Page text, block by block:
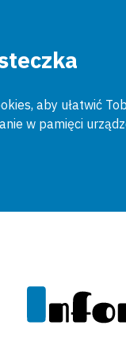
aby ułatwić
w pamięci